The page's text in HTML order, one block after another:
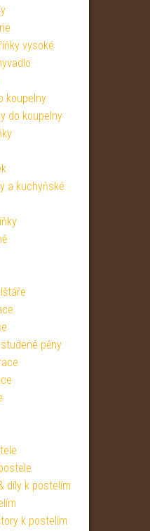
vysoké
koupelny
do koupelny
a kuchyňské
pěny
díly k postelím
k postelím